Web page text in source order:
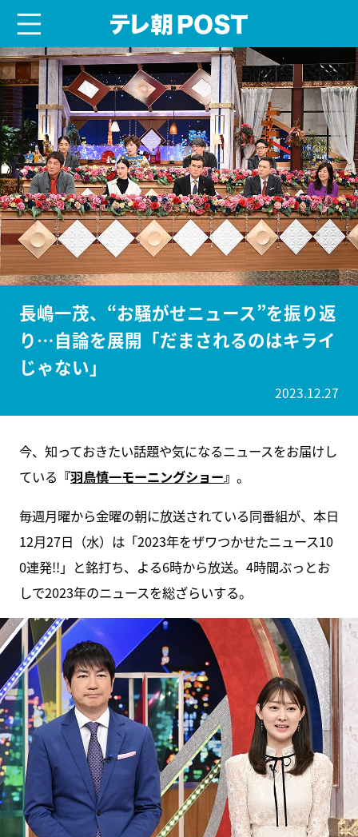
長嶋一茂、“お騒がせニュース”を振り返
り…自論を展開「だまされるのはキライ
じゃない」
2023.12.27
今、知っておきたい話題や気になるニュースをお届けし
ている 『羽鳥慎一モーニングショー』 。
毎週月曜から金曜の朝に放送されている同番組が、本日
12月27日（水）は「2023年をザワつかせたニュース10
0連発!!」と銘打ち、よる6時から放送。4時間ぶっとお
しで2023年のニュースを総ざらいする。